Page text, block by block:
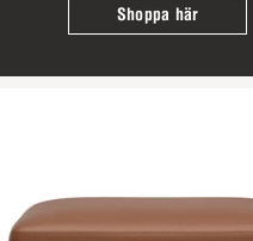
Shoppa här